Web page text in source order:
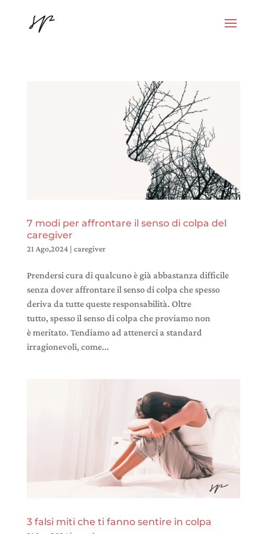
7 modi per affrontare il senso di colpa del
caregiver
21 Ago,2024| caregiver
Prendersi cura di qualcuno è già abbastanza difficile
senza dover affrontare il senso di colpa che spesso
deriva da tutte queste responsabilità. Oltre
tutto, spesso il senso di colpa che proviamo non
è meritato. Tendiamo ad attenerci a standard
irragionevoli, come...
3 falsi miti che ti fanno sentire in colpa